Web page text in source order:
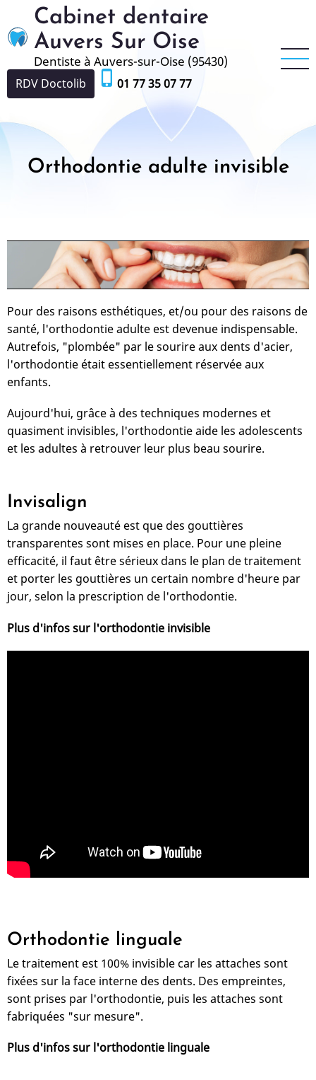
au
contenu
principal
Cabinet dentaire
Auvers Sur Oise
Dentiste à Auvers-sur-Oise (95430)
RDV Doctolib phone_iphone 01 77 35 07 77
Orthodontie adulte invisible
Pour des raisons esthétiques, et/ou pour des raisons de
santé, l'orthodontie adulte est devenue indispensable.
Autrefois, "plombée" par le sourire aux dents d'acier,
l'orthodontie était essentiellement réservée aux
enfants.
Aujourd'hui, grâce à des techniques modernes et
quasiment invisibles, l'orthodontie aide les adolescents
et les adultes à retrouver leur plus beau sourire.
Invisalign
La grande nouveauté est que des gouttières
transparentes sont mises en place. Pour une pleine
efficacité, il faut être sérieux dans le plan de traitement
et porter les gouttières un certain nombre d'heure par
jour, selon la prescription de l'orthodontie.
Plus d'infos sur l'orthodontie invisible
Orthodontie linguale
Le traitement est 100% invisible car les attaches sont
fixées sur la face interne des dents. Des empreintes,
sont prises par l'orthodontie, puis les attaches sont
fabriquées "sur mesure".
Plus d'infos sur l'orthodontie linguale